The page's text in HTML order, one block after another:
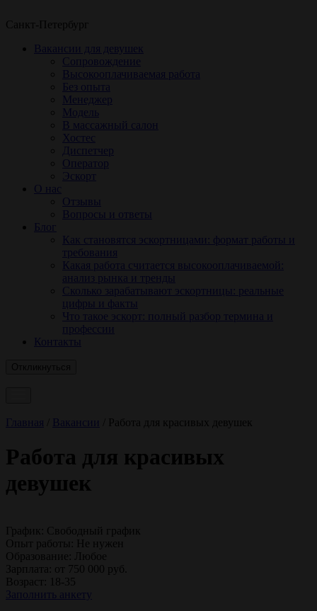
Санкт-Петербург
Вакансии для девушек
Сопровождение
Высокооплачиваемая работа
Без опыта
Менеджер
Модель
В массажный салон
Хостес
Диспетчер
Оператор
Эскорт
О нас
Отзывы
Вопросы и ответы
Блог
Как становятся эскортницами: формат работы и
требования
Какая работа считается высокооплачиваемой:
анализ рынка и тренды
Сколько зарабатывают эскортницы: реальные
цифры и факты
Что такое эскорт: полный разбор термина и
профессии
Контакты
Главная Вакансии Работа для красивых девушек
Работа для красивых
девушек
График:
Свободный график
Опыт работы:
Не нужен
Образование:
Любое
Зарплата: от 750 000 руб.
Возраст:
18-35
Заполнить анкету